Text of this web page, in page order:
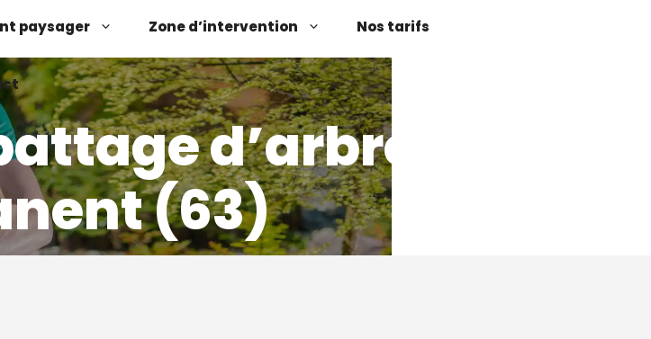
paysager Zone d’intervention Nos tarifs
d’arbres
(63)